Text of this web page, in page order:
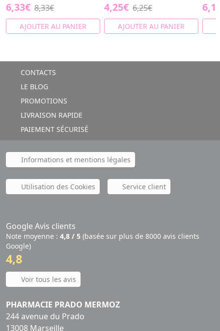
6,33€ 8,33€
AJOUTER AU PANIER
4,25€ 6,25€
AJOUTER AU PANIER
CONTACTS
LE BLOG
PROMOTIONS
LIVRAISON RAPIDE
PAIEMENT SÉCURISÉ
Informations et mentions légales
Utilisation des Cookies Service client
Google Avis clients
Note moyenne : 4,8 / 5 (basée sur plus de 8000 avis clients
Google)
4,8
Voir tous les avis
PHARMACIE PRADO MERMOZ
244 avenue du Prado
13008 Marseille